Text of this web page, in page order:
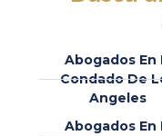
Abogados En
Condado De
Angeles
Abogados En